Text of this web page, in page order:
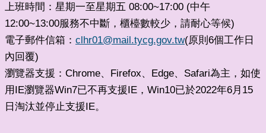
上班時間：星期一至星期五 08:00~17:00 (中午
12:00~13:00服務不中斷，櫃檯數較少，請耐心等候)
電子郵件信箱： clhr01@mail.tycg.gov.tw(原則6個工作日
內回覆)
瀏覽器支援：Chrome、Firefox、Edge、Safari為主，如使
用IE瀏覽器Win7已不再支援IE，Win10已於2022年6月15
日淘汰並停止支援IE。